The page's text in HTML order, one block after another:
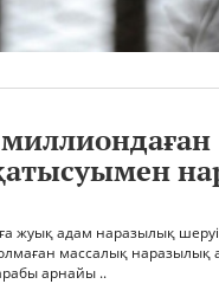
жуық адам наразылық
массалық наразылық
арнайы ..